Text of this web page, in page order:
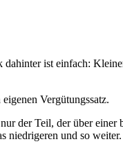
ist einfach:
Vergütungssatz.
der Teil, der über einer
niedrigeren und so weiter.